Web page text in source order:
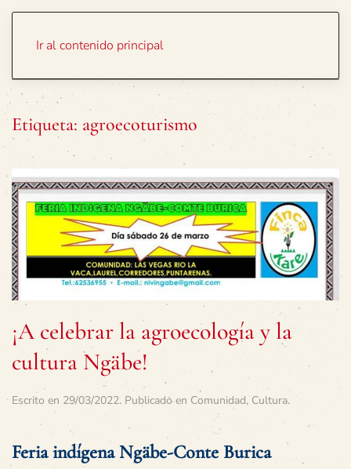
Ir al contenido principal
Etiqueta: agroecoturismo
¡A celebrar la agroecología y la
cultura Ngäbe!
Escrito en 29/03/2022. Publicado en Comunidad, Cultura.
Feria indígena Ngäbe-Conte Burica